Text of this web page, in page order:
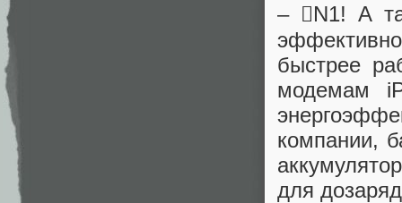
– N1! А
быстрее
модемам
компании,
для